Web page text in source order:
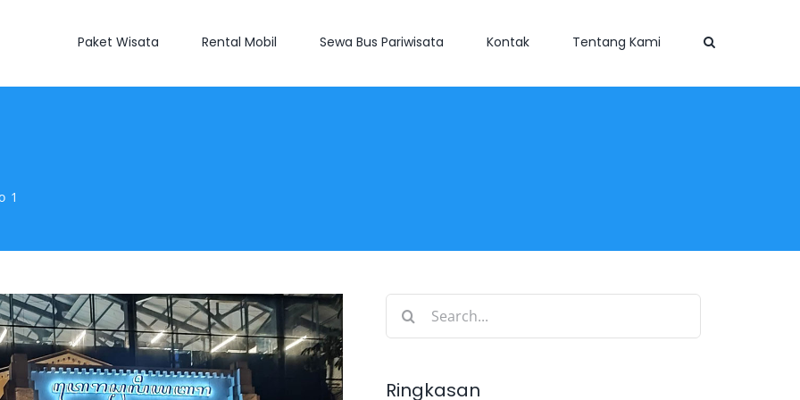
Paket Wisata Rental Mobil Sewa Bus Pariwisata Kontak Tentang Kami
1
Search
Ringkasan